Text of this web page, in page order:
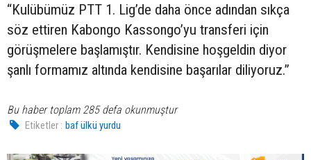
“Kulübümüz PTT 1. Lig’de daha önce adından sıkça
söz ettiren Kabongo Kassongo’yu transferi için
görüşmelere başlamıştır. Kendisine hoşgeldin diyor
şanlı formamız altında kendisine başarılar diliyoruz.”
Bu haber toplam 285 defa okunmuştur
Etiketler : baf ülkü yurdu